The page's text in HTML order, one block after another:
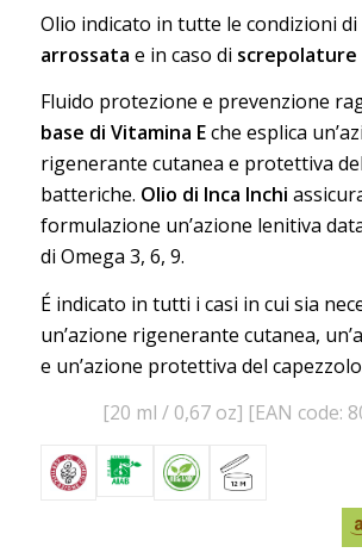
Olio indicato in tutte le condizioni di
arrossata e in caso di screpolature
Fluido protezione e prevenzione
base di Vitamina Eche esplica
rigenerante cutanea e protettiva
batteriche. Olio di Inca Inchi
formulazione un’azione lenitiva
di Omega 3, 6, 9.
É indicato in tutti i casi in cui sia
un’azione rigenerante cutanea,
e un’azione protettiva del
[20 ml / 0,67 oz] [EAN code: